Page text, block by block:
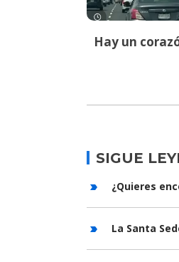
Hay un
SIGUE
¿Quieres
La Santa